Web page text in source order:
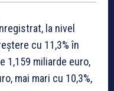
la nivel
cu 11,3% în
1,159 miliarde euro,
mai mari cu 10,3%,